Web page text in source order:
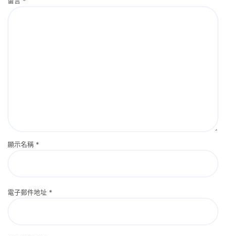
顯示名稱 *
電子郵件地址 *